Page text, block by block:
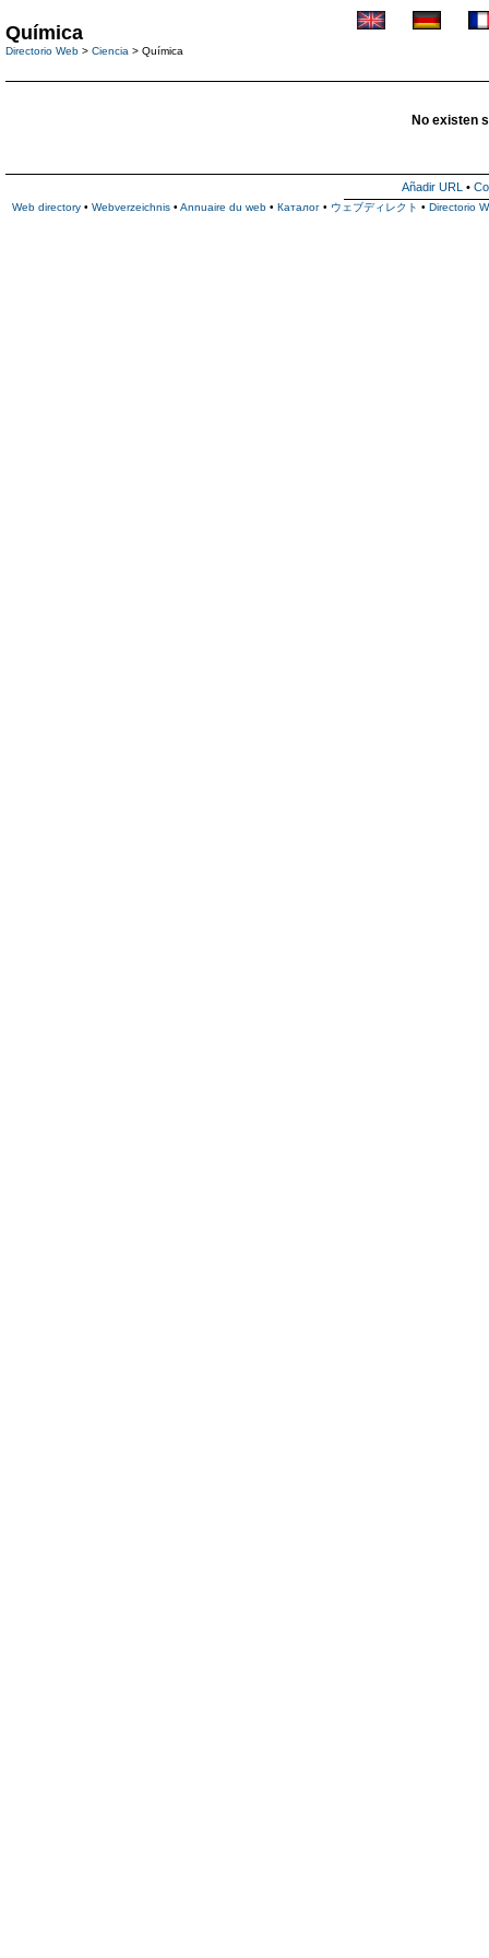
Química
Directorio Web > Ciencia > Química
No existen
Añadir URL •
Web directory • Webverzeichnis • Annuaire du web • Каталог • ウェブディレクト • Directorio